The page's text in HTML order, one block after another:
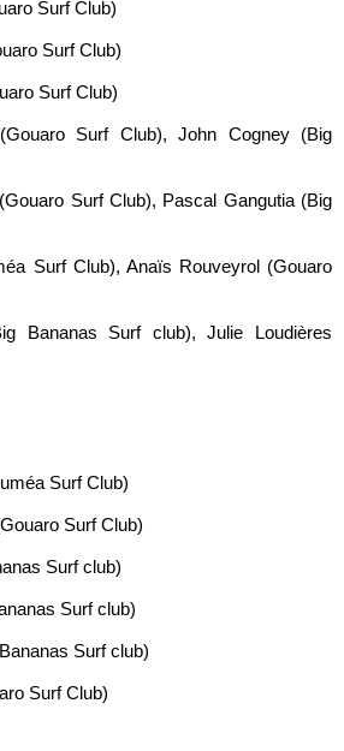
Surf Club)
Surf Club)
Surf Club)
Surf Club), John Cogney (Big
Surf Club), Pascal Gangutia (Big
Surf Club), Anaïs Rouveyrol (Gouaro
Bananas Surf club), Julie Loudières
Surf Club)
Surf Club)
Surf club)
Surf club)
Surf club)
Surf Club)